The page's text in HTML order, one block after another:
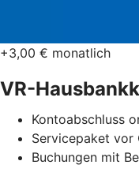
+3,00 € monatlich
VR-
Kontoabschluss
Servicepaket vor
Buchungen mit